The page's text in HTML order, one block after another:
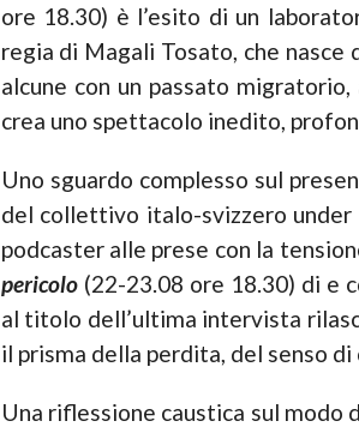
ore 18.30) è l’esito di un
regia di Magali Tosato, che nasce
alcune con un passato
crea uno spettacolo inedito,
Uno sguardo complesso sul
del collettivo italo-svizzero
podcaster alle prese con la
pericolo(22-23.08 ore 18.30) di e
al titolo dell’ultima intervista
il prisma della perdita, del senso
Una riflessione caustica sul modo